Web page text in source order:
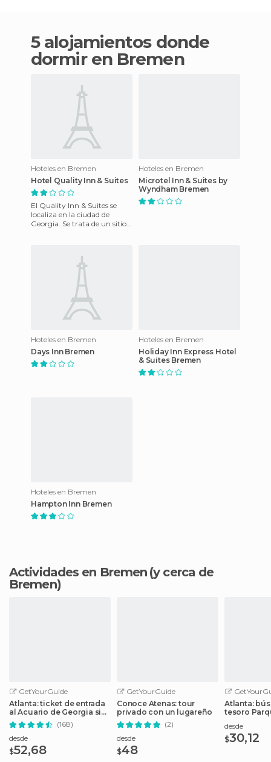
5 alojamientos donde
dormir en Bremen
Hoteles en Bremen
Hotel Quality Inn & Suites
El Quality Inn & Suites se
localiza en la ciudad de
Georgia. Se trata de un sitio
Hoteles en Bremen
Microtel Inn & Suites by
Wyndham Bremen
Hoteles en Bremen
Days Inn Bremen
Hoteles en Bremen
Holiday Inn Express Hotel
& Suites Bremen
Hoteles en Bremen
Hampton Inn Bremen
Actividades en Bremen (y cerca de
Bremen)
GetYourGuide
Atlanta: ticket de entrada
al Acuario de Georgia sin
colas en taquilla
(168)
desde
$52,68
GetYourGuide
Conoce Atenas: tour
privado con un lugareño
(2)
desde
$48
Atlanta:
tesoro
desde
$30,12